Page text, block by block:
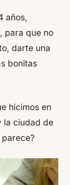
años,
, para que no
darte una
bonitas
hicimos en
la ciudad de